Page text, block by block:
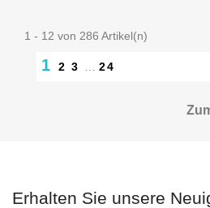
1 - 12 von 286 Artikel(n)
1 2 3 24
Erhalten Sie unsere